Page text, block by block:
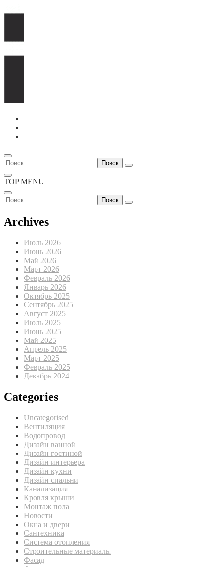
Перейти
содержимому
Найти:
TOP MENU
Найти:
Archives
Июль 2026
Июнь 2026
Май 2026
Март 2026
Февраль 2026
Январь 2026
Октябрь 2025
Сентябрь 2025
Август 2025
Июль 2025
Июнь 2025
Май 2025
Апрель 2025
Март 2025
Февраль 2025
Декабрь 2024
Categories
Uncategorised
Вентиляция
Водопровод
Дизайн ванной
Дизайн гостиной
Дизайн интерьера
Дизайн кухни
Дизайн спальни
Канализация
Кровля крыши
Монтаж пола
Новости
Окна и двери
Сантехника
Система отопления
Строительные материалы
Фасад